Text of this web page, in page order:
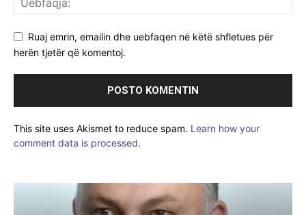
Ruaj emrin, emailin dhe uebfaqen në këtë shfletues për
herën tjetër që komentoj.
This site uses Akismet to reduce spam. Learn how your
comment data is processed.